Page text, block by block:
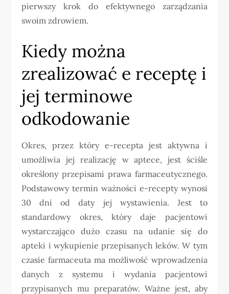
pierwszy krok do efektywnego zarządzania
swoim zdrowiem.
Kiedy można
zrealizować e receptę i
jej terminowe
odkodowanie
Okres, przez który e-recepta jest aktywna i
umożliwia jej realizację w aptece, jest ściśle
określony przepisami prawa farmaceutycznego.
Podstawowy termin ważności e-recepty wynosi
30 dni od daty jej wystawienia. Jest to
standardowy okres, który daje pacjentowi
wystarczająco dużo czasu na udanie się do
apteki i wykupienie przepisanych leków. W tym
czasie farmaceuta ma możliwość wprowadzenia
danych z systemu i wydania pacjentowi
przypisanych mu preparatów. Ważne jest, aby